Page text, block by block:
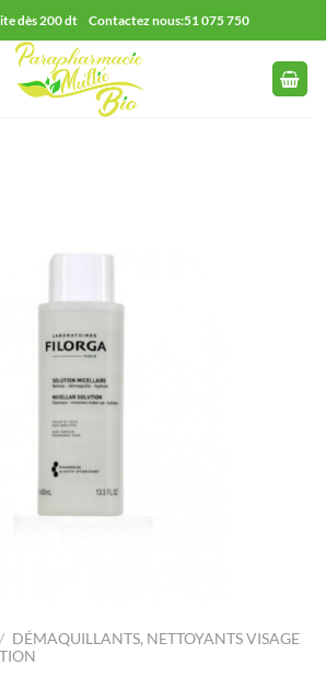
dès 200 dt Contactez nous:51 075 750
/ DÉMAQUILLANTS, NETTOYANTS VISAGE